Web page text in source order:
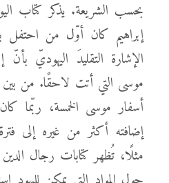
إبراهيم كان أوّل من
الإشارة التقليدَ اليهوديّ بأنّ
موسى التي أتت لاحقًا. من بين
أسفار موسى الخمسة، ربّما
إضافته أكثر من غيره إلى فترة
مثلًا، تُظهر كتابات رجال